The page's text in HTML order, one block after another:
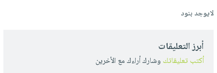
لايوجد بنود
أبرز التعليقات
أكتب تعليقاتك وشارك أراءك مع الأخرين